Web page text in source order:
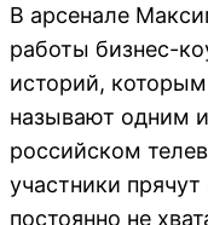
В арсенале
работы бизнес-
историй,
называют одним
российском
участники
постоянно не